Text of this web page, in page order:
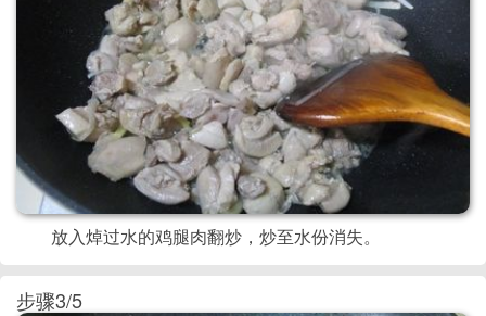
放入焯过水的鸡腿肉翻炒，炒至水份消失。
步骤3/5